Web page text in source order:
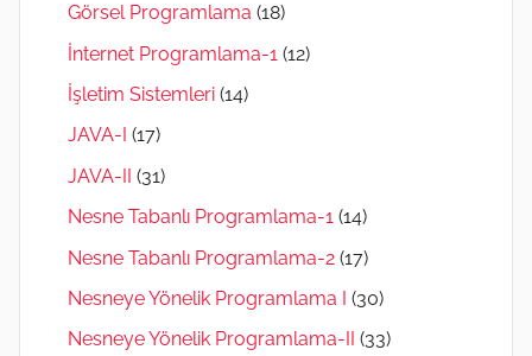
Görsel Programlama (18)
İnternet Programlama-1 (12)
İşletim Sistemleri (14)
JAVA-I (17)
JAVA-II (31)
Nesne Tabanlı Programlama-1 (14)
Nesne Tabanlı Programlama-2 (17)
Nesneye Yönelik Programlama I (30)
Nesneye Yönelik Programlama-II
(33)